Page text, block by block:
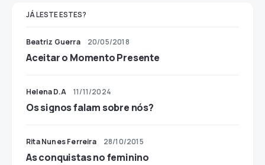
JÁ LESTE ESTES?
Beatriz Guerra 20/05/2018
Aceitar o Momento Presente
Helena D.A 11/11/2024
Os signos falam sobre nós?
Rita Nunes Ferreira 28/10/2015
As conquistas no feminino